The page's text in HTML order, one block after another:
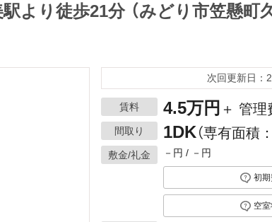
より徒歩21分 （みどり市笠懸町
次回更新日：
賃料 4.5万円 ＋ 管理
間取り 1DK（専有面積
敷金/礼金 －円 / －円
初
空